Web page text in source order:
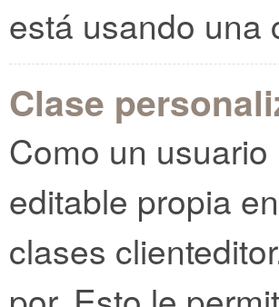
está usando una
Clase
Como un
editable propia
clases